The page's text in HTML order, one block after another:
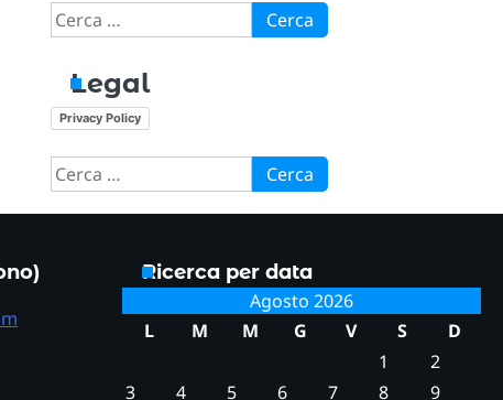
Ricerca
per:
Legal
Privacy Policy
Ricerca
per:
Ricerca per data
Agosto 2026
L
M M G V S
D
1
2
3
4 5 6 7 8 9